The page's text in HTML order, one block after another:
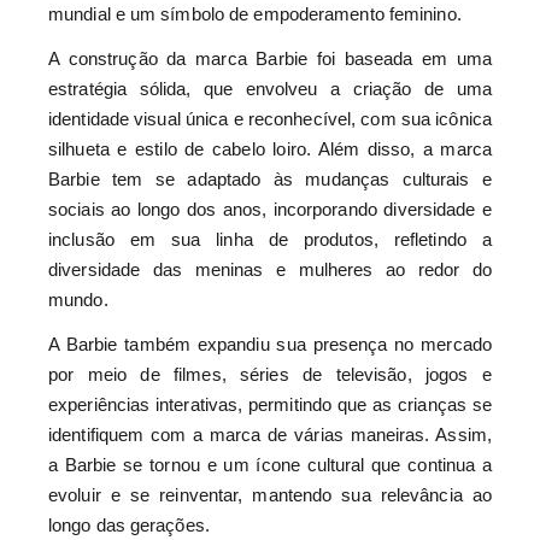
mundial e um símbolo de empoderamento feminino.
A construção da marca Barbie foi baseada em uma
estratégia sólida, que envolveu a criação de uma
identidade visual única e reconhecível, com sua icônica
silhueta e estilo de cabelo loiro. Além disso, a marca
Barbie tem se adaptado às mudanças culturais e
sociais ao longo dos anos, incorporando diversidade e
inclusão em sua linha de produtos, refletindo a
diversidade das meninas e mulheres ao redor do
mundo.
A Barbie também expandiu sua presença no mercado
por meio de filmes, séries de televisão, jogos e
experiências interativas, permitindo que as crianças se
identifiquem com a marca de várias maneiras. Assim,
a Barbie se tornou e um ícone cultural que continua a
evoluir e se reinventar, mantendo sua relevância ao
longo das gerações.